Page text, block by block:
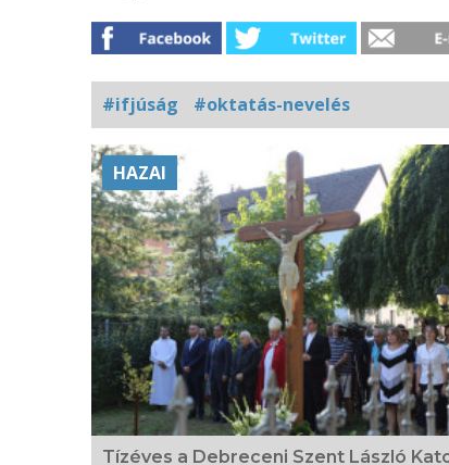
#ifjúság #oktatás-nevelés
Kapcsolódó
fotógaléria
HAZAI
Tízéves a Debreceni Szent László